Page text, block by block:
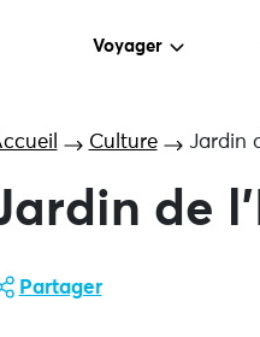
Voyager
Culture Jardin
de
Partager